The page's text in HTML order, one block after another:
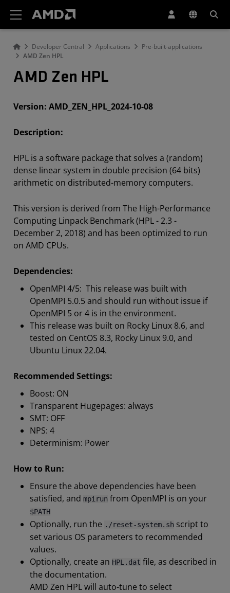
Developer Central Applications
Pre-built-applications
AMD Zen HPL
AMD Zen HPL
Version: AMD_ZEN_HPL_2024-10-08
Description:
HPL is a software package that solves a (random)
dense linear system in double precision (64 bits)
arithmetic on distributed-memory computers.
This version is derived from The High-Performance
Computing Linpack Benchmark (HPL - 2.3 -
December 2, 2018) and has been optimized to run
on AMD CPUs.
Dependencies:
OpenMPI 4/5: This release was built with
OpenMPI 5.0.5 and should run without issue if
OpenMPI 5 or 4 is in the environment.
This release was built on Rocky Linux 8.6, and
tested on CentOS 8.3, Rocky Linux 9.0, and
Ubuntu Linux 22.04.
Recommended Settings:
Boost: ON
Transparent Hugepages: always
SMT: OFF
NPS: 4
Determinism: Power
How to Run:
Ensure the above dependencies have been
satisfied, and mpirun from OpenMPI is on your
$PATH
Optionally, run the ./reset-system.sh script to
set various OS parameters to recommended
values.
Optionally, create an HPL.dat file, as described in
the documentation.
AMD Zen HPL will auto-tune to select